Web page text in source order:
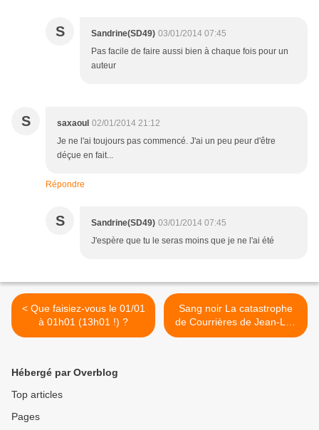
S Sandrine(SD49) 03/01/2014 07:45
Pas facile de faire aussi bien à chaque fois pour un
auteur
S saxaoul 02/01/2014 21:12
Je ne l'ai toujours pas commencé. J'ai un peu peur d'être
déçue en fait...
Répondre
S Sandrine(SD49) 03/01/2014 07:45
J'espère que tu le seras moins que je ne l'ai été
< Que faisiez-vous le 01/01
à 01h01 (13h01 !) ?
Sang noir La catastrophe
de Courrières de Jean-Luc
Loyer (BD) >
Hébergé par Overblog
Top articles
Pages